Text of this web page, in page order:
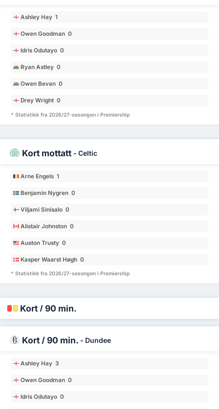
Ashley Hay 1
Owen Goodman 0
Idris Odutayo 0
Ryan Astley 0
Owen Bevan 0
Drey Wright 0
* Statistikk fra 2026/27-sesongen i Premiership
Kort mottatt - Celtic
Arne Engels 1
Benjamin Nygren 0
Viljami Sinisalo 0
Alistair Johnston 0
Auston Trusty 0
Kasper Waarst Høgh 0
* Statistikk fra 2026/27-sesongen i Premiership
Kort / 90 min.
Kort / 90 min. - Dundee
Ashley Hay 3
Owen Goodman 0
Idris Odutayo 0